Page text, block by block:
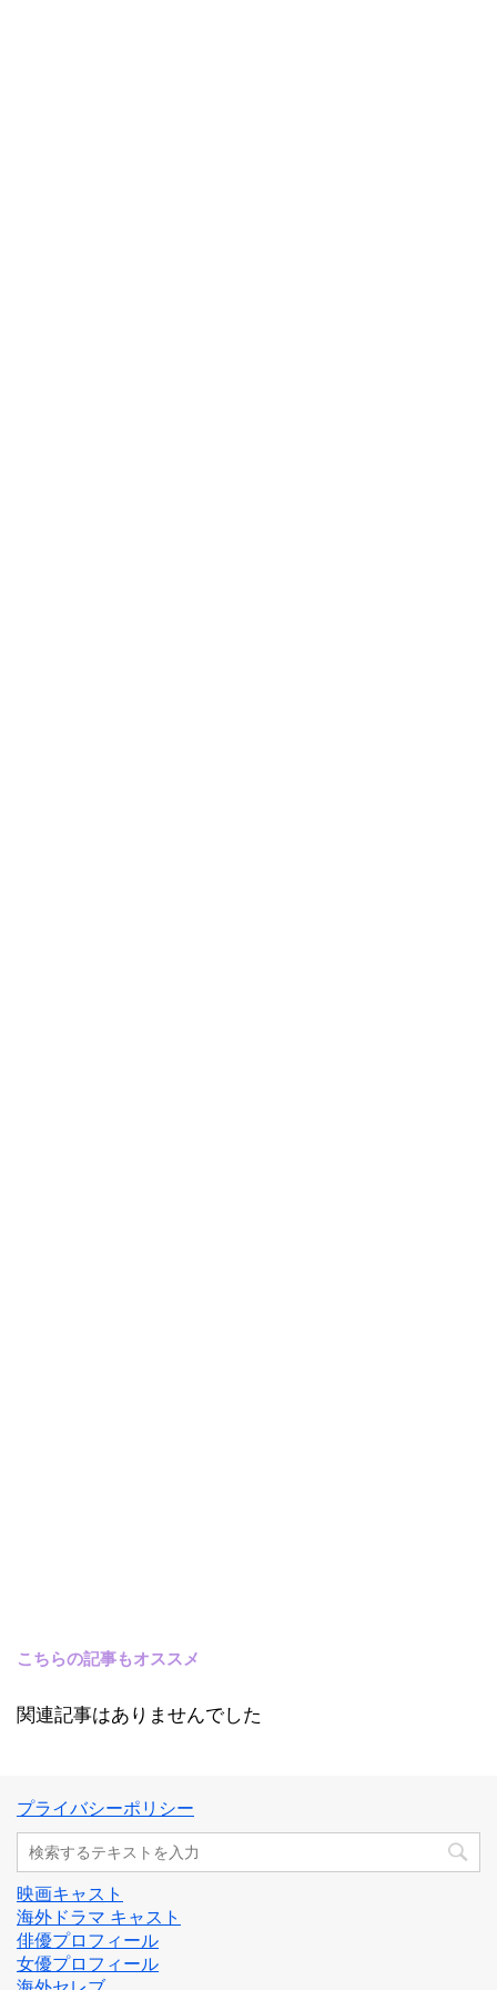
こちらの記事もオススメ
関連記事はありませんでした
プライバシーポリシー
映画キャスト
海外ドラマ キャスト
俳優プロフィール
女優プロフィール